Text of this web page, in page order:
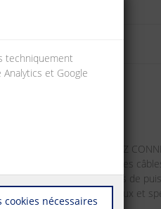
du bâtiment, METZ
par les connecteurs, les
de système ni pertes de
de systèmes transversaux et
techniquement
et Google
nécessaires